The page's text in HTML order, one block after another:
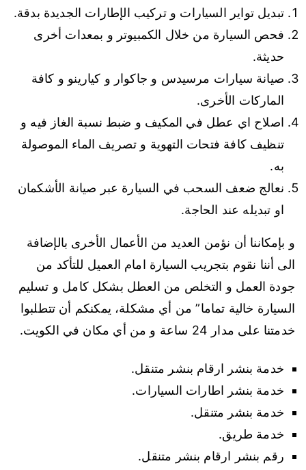
تبديل تواير السيارات و تركيب الإطارات الجديدة بدقة.
فحص السيارة من خلال الكمبيوتر و بمعدات أخرى
حديثة.
صيانة سيارات مرسيدس و جاكوار و كيارينو و كافة
الماركات الأخرى.
اصلاح اي عطل في المكيف و ضبط نسبة الغاز فيه و
تنظيف كافة فتحات التهوية و تصريف الماء الموصولة
به.
نعالج ضعف السحب في السيارة عبر صيانة الأشكمان
او تبديله عند الحاجة.
و بإمكاننا أن نؤمن العديد من الأعمال الأخرى بالإضافة
الى أننا نقوم بتجريب السيارة امام العميل للتأكد من
جودة العمل و التخلص من العطل بشكل كامل و تسليم
السيارة خالية تماما” من أي مشكلة، يمكنكم أن تتطلبوا
خدمتنا على مدار 24 ساعة و من أي مكان في الكويت.
خدمة بنشر ارقام بنشر متنقل.
خدمة بنشر اطارات السيارات.
خدمة بنشر متنقل.
خدمة طريق.
رقم بنشر ارقام بنشر متنقل.